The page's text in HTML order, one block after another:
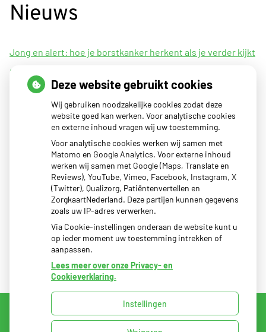
Nieuws
Jong en alert: hoe je borstkanker herkent als je verder kijkt
dan een knobbeltje
Sinds huisartsen afslankmedicijnen mogen voorschrijven,
neemt gebruik toe
Eigen risico gaat onder toekomstig kabinet omhoog
Schurft sinds corona geen vergeten ziekte meer: aantal
uitbraken fors gestegen
CZ vergoedt zorg van twee gespecialiseerde
revalidatieartsen niet meer
Deze website gebruikt cookies
Wij gebruiken noodzakelijke cookies zodat deze
website goed kan werken. Voor analytische cookies
en externe inhoud vragen wij uw toestemming.
Voor analytische cookies werken wij samen met
Matomo en Google Analytics. Voor externe inhoud
werken wij samen met Google (Maps, Translate en
Reviews), YouTube, Vimeo, Facebook, Instagram, X
(Twitter), Qualizorg, Patiëntenvertellen en
ZorgkaartNederland. Deze partijen kunnen gegevens
zoals uw IP-adres verwerken.
Via Cookie-instellingen onderaan de website kunt u
op ieder moment uw toestemming intrekken of
aanpassen.
Lees meer over onze Privacy- en
Cookieverklaring.
Instellingen